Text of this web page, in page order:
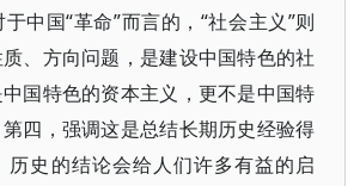
中国“革命”而言的，“社会主义”则
、方向问题，是建设中国特色的社
国特色的资本主义，更不是中国特
四，强调这是总结长期历史经验得
历史的结论会给人们许多有益的启